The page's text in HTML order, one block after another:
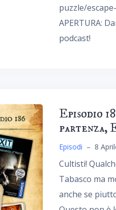
puzzle/
APERTURA:
podcast!
Episodio
partenza,
Episodi – 8
Cultisti!
Tabasco ma
anche se